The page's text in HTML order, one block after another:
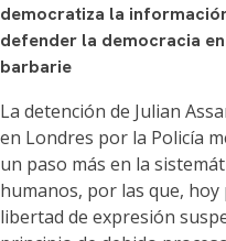
democratiza la
defender la democracia
barbarie
La detención de Julian
en Londres por la Policía
un paso más en la
humanos, por las que,
libertad de expresión